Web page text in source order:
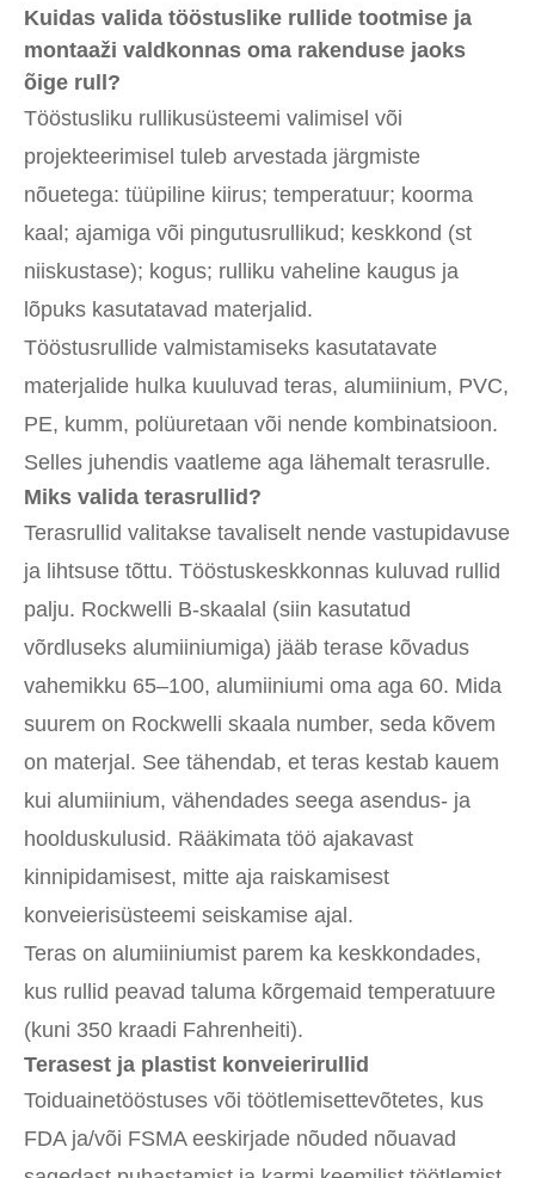
Kuidas valida tööstuslike rullide tootmise ja
montaaži valdkonnas oma rakenduse jaoks
õige rull?
Tööstusliku rullikusüsteemi valimisel või
projekteerimisel tuleb arvestada järgmiste
nõuetega: tüüpiline kiirus; temperatuur; koorma
kaal; ajamiga või pingutusrullikud; keskkond (st
niiskustase); kogus; rulliku vaheline kaugus ja
lõpuks kasutatavad materjalid.
Tööstusrullide valmistamiseks kasutatavate
materjalide hulka kuuluvad teras, alumiinium, PVC,
PE, kumm, polüuretaan või nende kombinatsioon.
Selles juhendis vaatleme aga lähemalt terasrulle.
Miks valida terasrullid?
Terasrullid valitakse tavaliselt nende vastupidavuse
ja lihtsuse tõttu. Tööstuskeskkonnas kuluvad rullid
palju. Rockwelli B-skaalal (siin kasutatud
võrdluseks alumiiniumiga) jääb terase kõvadus
vahemikku 65–100, alumiiniumi oma aga 60. Mida
suurem on Rockwelli skaala number, seda kõvem
on materjal. See tähendab, et teras kestab kauem
kui alumiinium, vähendades seega asendus- ja
hoolduskulusid. Rääkimata töö ajakavast
kinnipidamisest, mitte aja raiskamisest
konveierisüsteemi seiskamise ajal.
Teras on alumiiniumist parem ka keskkondades,
kus rullid peavad taluma kõrgemaid temperatuure
(kuni 350 kraadi Fahrenheiti).
Terasest ja plastist konveierirullid
Toiduainetööstuses või töötlemisettevõtetes, kus
FDA ja/või FSMA eeskirjade nõuded nõuavad